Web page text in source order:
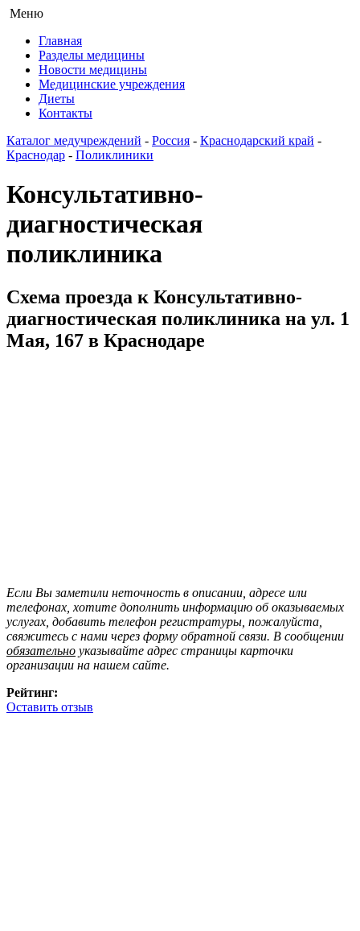
Меню
Главная
Разделы медицины
Новости медицины
Медицинские учреждения
Диеты
Контакты
Каталог медучреждений - Россия - Краснодарский край -
Краснодар - Поликлиники
Консультативно-
диагностическая
поликлиника
Схема проезда к Консультативно-
диагностическая поликлиника на ул. 1
Мая, 167 в Краснодаре
Если Вы заметили неточность в описании, адресе или
телефонах, хотите дополнить информацию об оказываемых
услугах, добавить телефон регистратуры, пожалуйста,
свяжитесь с нами через форму обратной связи. В сообщении
обязательно указывайте адрес страницы карточки
организации на нашем сайте.
Рейтинг:
Оставить отзыв